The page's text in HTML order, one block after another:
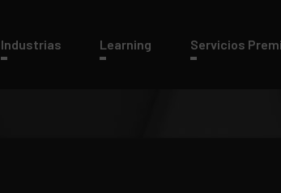
Industrias Learning Servicios